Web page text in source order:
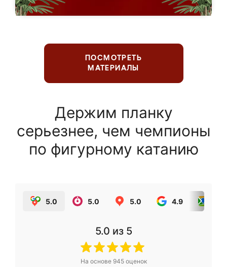
ПОСМОТРЕТЬ
МАТЕРИАЛЫ
Держим планку
серьезнее, чем чемпионы
по фигурному катанию
5.0 5.0 5.0 4.9
5.0 из 5
На основе 945оценок